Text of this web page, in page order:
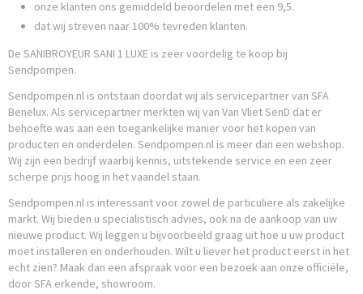
onze klanten ons gemiddeld beoordelen met een 9,5.
dat wij streven naar 100% tevreden klanten.
De SANIBROYEUR SANI 1 LUXE is zeer voordelig te koop bij
Sendpompen.
Sendpompen.nl is ontstaan doordat wij als servicepartner van SFA
Benelux. Als servicepartner merkten wij van Van Vliet SenD dat er
behoefte was aan een toegankelijke manier voor het kopen van
producten en onderdelen. Sendpompen.nl is meer dan een webshop.
Wij zijn een bedrijf waarbij kennis, uitstekende service en een zeer
scherpe prijs hoog in het vaandel staan.
Sendpompen.nl is interessant voor zowel de particuliere als zakelijke
markt. Wij bieden u specialistisch advies, ook na de aankoop van uw
nieuwe product. Wij leggen u bijvoorbeeld graag uit hoe u uw product
moet installeren en onderhouden. Wilt u liever het product eerst in het
echt zien? Maak dan een afspraak voor een bezoek aan onze officiële,
door SFA erkende, showroom.